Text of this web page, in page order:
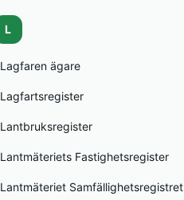
L
Lagfaren ägare
Lagfartsregister
Lantbruksregister
Lantmäteriets Fastighetsregister
Lantmäteriet Samfällighetsregistret